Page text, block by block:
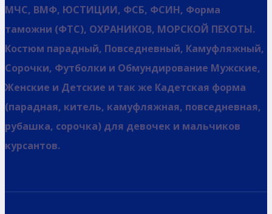
МЧС, ВМФ, ЮСТИЦИИ, ФСБ, ФСИН, Форма
таможни (ФТС), ОХРАНИКОВ, МОРСКОЙ ПЕХОТЫ.
Костюм парадный, Повседневный, Камуфляжный,
Сорочки, Футболки и Обмундирование Мужские,
Женские и Детские и так же Кадетская форма
(парадная, китель, камуфляжная, повседневная,
рубашка, сорочка) для девочек и мальчиков
курсантов.